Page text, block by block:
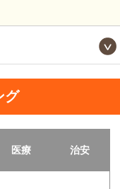
グ
医療 治安